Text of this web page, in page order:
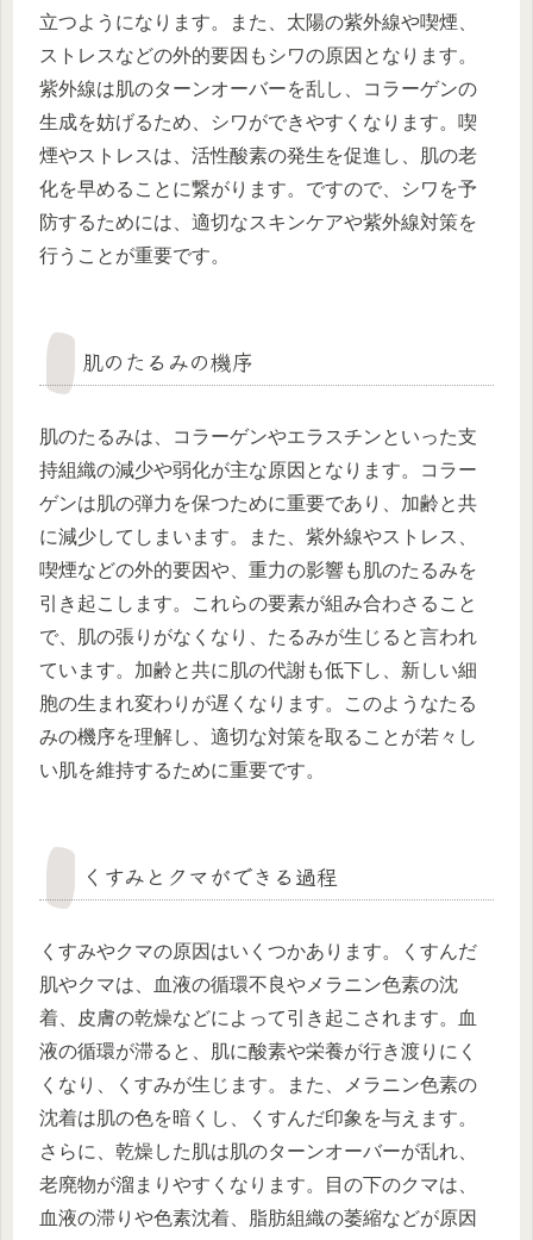
立つようになります。また、太陽の紫外線や喫煙、
ストレスなどの外的要因もシワの原因となります。
紫外線は肌のターンオーバーを乱し、コラーゲンの
生成を妨げるため、シワができやすくなります。喫
煙やストレスは、活性酸素の発生を促進し、肌の老
化を早めることに繋がります。ですので、シワを予
防するためには、適切なスキンケアや紫外線対策を
行うことが重要です。
肌のたるみの機序
肌のたるみは、コラーゲンやエラスチンといった支
持組織の減少や弱化が主な原因となります。コラー
ゲンは肌の弾力を保つために重要であり、加齢と共
に減少してしまいます。また、紫外線やストレス、
喫煙などの外的要因や、重力の影響も肌のたるみを
引き起こします。これらの要素が組み合わさること
で、肌の張りがなくなり、たるみが生じると言われ
ています。加齢と共に肌の代謝も低下し、新しい細
胞の生まれ変わりが遅くなります。このようなたる
みの機序を理解し、適切な対策を取ることが若々し
い肌を維持するために重要です。
くすみとクマができる過程
くすみやクマの原因はいくつかあります。くすんだ
肌やクマは、血液の循環不良やメラニン色素の沈
着、皮膚の乾燥などによって引き起こされます。血
液の循環が滞ると、肌に酸素や栄養が行き渡りにく
くなり、くすみが生じます。また、メラニン色素の
沈着は肌の色を暗くし、くすんだ印象を与えます。
さらに、乾燥した肌は肌のターンオーバーが乱れ、
老廃物が溜まりやすくなります。目の下のクマは、
血液の滞りや色素沈着、脂肪組織の萎縮などが原因